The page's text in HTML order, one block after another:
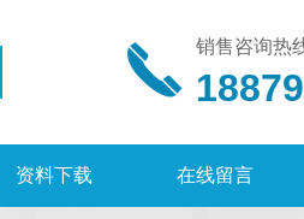
销售咨询热
资料下载 在线留言